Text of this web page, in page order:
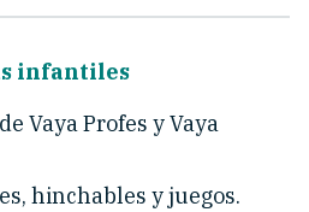
infantiles
Vaya Profes y Vaya
hinchables y juegos.